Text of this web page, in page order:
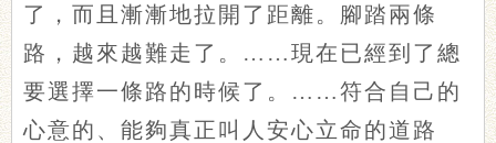
了，而且漸漸地拉開了距離。腳踏兩條
路，越來越難走了。……現在已經到了總
要選擇一條路的時候了。……符合自己的
心意的、能夠真正叫人安心立命的道路